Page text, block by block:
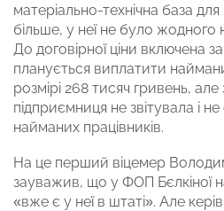
матеріально-технічна база
більше, у неї не було жодного
До договірної ціни включена
планується виплатити
розмірі 268 тисяч гривень,
підприємниця не звітувала і
найманих працівників.
На це перший віцемер
зауважив, що у ФОП Бєлкіної
«вже є у неї в штаті». Але